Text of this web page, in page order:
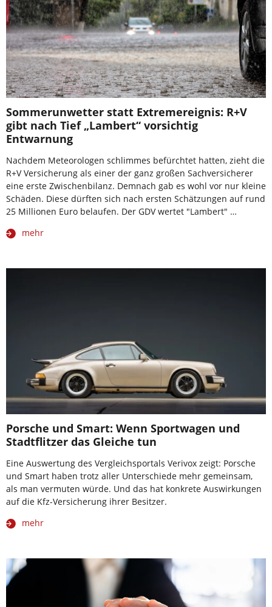
Sommerunwetter statt Extremereignis: R+V
gibt nach Tief „Lambert“ vorsichtig
Entwarnung
Nachdem Meteorologen schlimmes befürchtet hatten, zieht die
R+V Versicherung als einer der ganz großen Sachversicherer
eine erste Zwischenbilanz. Demnach gab es wohl vor nur kleine
Schäden. Diese dürften sich nach ersten Schätzungen auf rund
25 Millionen Euro belaufen. Der GDV wertet "Lambert" …
mehr
Porsche und Smart: Wenn Sportwagen und
Stadtflitzer das Gleiche tun
Eine Auswertung des Vergleichsportals Verivox zeigt: Porsche
und Smart haben trotz aller Unterschiede mehr gemeinsam,
als man vermuten würde. Und das hat konkrete Auswirkungen
auf die Kfz-Versicherung ihrer Besitzer.
mehr